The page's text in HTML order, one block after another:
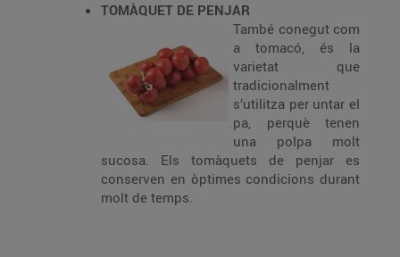
TOMÀQUET DE PENJAR
També conegut com
a tomacó, és la
varietat que
tradicionalment
s’utilitza per untar el
pa, perquè tenen
una polpa molt
sucosa. Els tomàquets de penjar es
conserven en òptimes condicions durant
molt de temps.